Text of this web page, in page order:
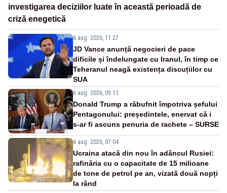
investigarea deciziilor luate în această perioadă de
criză enegetică
6 aug. 2026, 11:27
JD Vance anunță negocieri de pace
dificile și îndelungate cu Iranul, în timp ce
Teheranul neagă existența discuțiilor cu
SUA
6 aug. 2026, 09:13
Donald Trump a răbufnit împotriva șefului
Pentagonului: președintele, enervat că i
s-ar fi ascuns penuria de rachete – SURSE
6 aug. 2026, 07:04
Ucraina atacă din nou în adâncul Rusiei:
rafinăria cu o capacitate de 15 milioane
de tone de petrol pe an, vizată două nopți
la rând